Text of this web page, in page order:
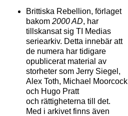
Brittiska Rebellion, förlaget
bakom 2000 AD, har
tillskansat sig TI Medias
seriearkiv. Detta innebär att
de numera har tidigare
opublicerat material av
storheter som Jerry Siegel,
Alex Toth, Michael Moorcock
och Hugo Pratt
och rättigheterna till det.
Med i arkivet finns även